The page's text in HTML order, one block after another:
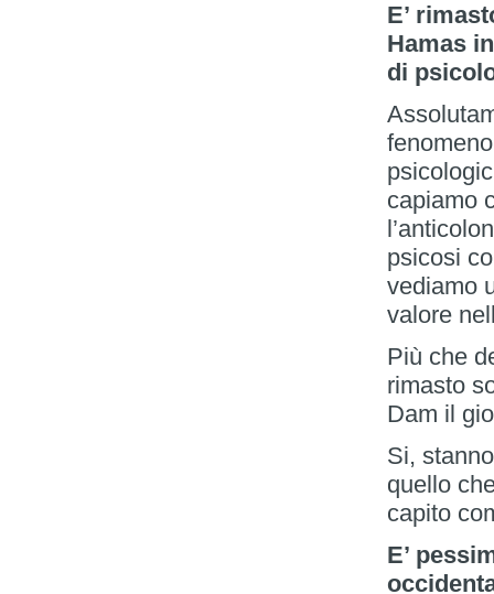
E’
Hamas
di
capiamo
psicosi
vediamo
valore
Più che
rimasto
Dam il
Si,
quello
capito
E’